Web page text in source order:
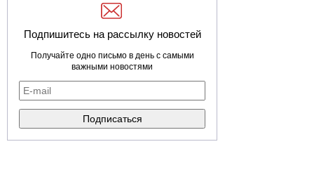
Подпишитесь на рассылку новостей
Получайте одно письмо в день с самыми
важными новостями